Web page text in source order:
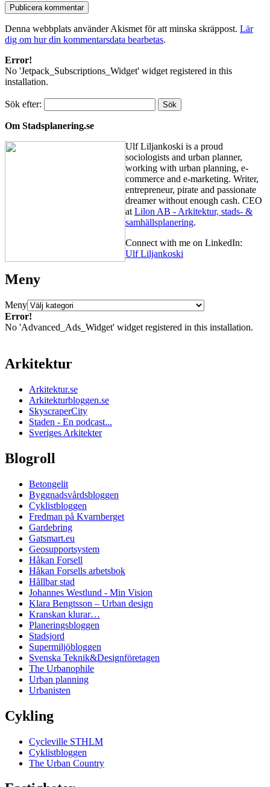
Denna webbplats använder Akismet för att minska skräppost. Lär
dig om hur din kommentarsdata bearbetas.
Error!
No 'Jetpack_Subscriptions_Widget' widget registered in this
installation.
Sök efter:
Om Stadsplanering.se
Ulf Liljankoski is a proud
sociologists and urban planner,
working with urban planning, e-
commerce and e-marketing. Writer,
entrepreneur, pirate and passionate
dreamer without enough cash. CEO
at Lilon AB - Arkitektur, stads- &
samhällsplanering.
Connect with me on LinkedIn:
Ulf Liljankoski
Meny
Meny
Error!
No 'Advanced_Ads_Widget' widget registered in this installation.
Arkitektur
Arkitektur.se
Arkitekturbloggen.se
SkyscraperCity
Staden - En podcast...
Sveriges Arkitekter
Blogroll
Betongelit
Byggnadsvårdsbloggen
Cyklistbloggen
Fredman på Kvarnberget
Gardebring
Gatsmart.eu
Geosupportsystem
Håkan Forsell
Håkan Forsells arbetsbok
Hållbar stad
Johannes Westlund - Min Vision
Klara Bengtsson – Urban design
Kranskan klurar…
Planeringsbloggen
Stadsjord
Supermiljöbloggen
Svenska Teknik&Designföretagen
The Urbanophile
Urban planning
Urbanisten
Cykling
Cycleville STHLM
Cyklistbloggen
The Urban Country